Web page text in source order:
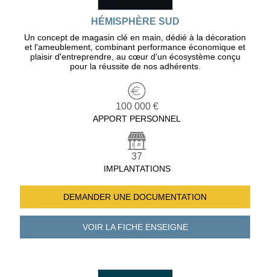
HÉMISPHÈRE SUD
Un concept de magasin clé en main, dédié à la décoration
et l'ameublement, combinant performance économique et
plaisir d'entreprendre, au cœur d'un écosystème conçu
pour la réussite de nos adhérents.
100 000 €
APPORT PERSONNEL
37
IMPLANTATIONS
DEMANDER UNE DOCUMENTATION
VOIR LA FICHEENSEIGNE